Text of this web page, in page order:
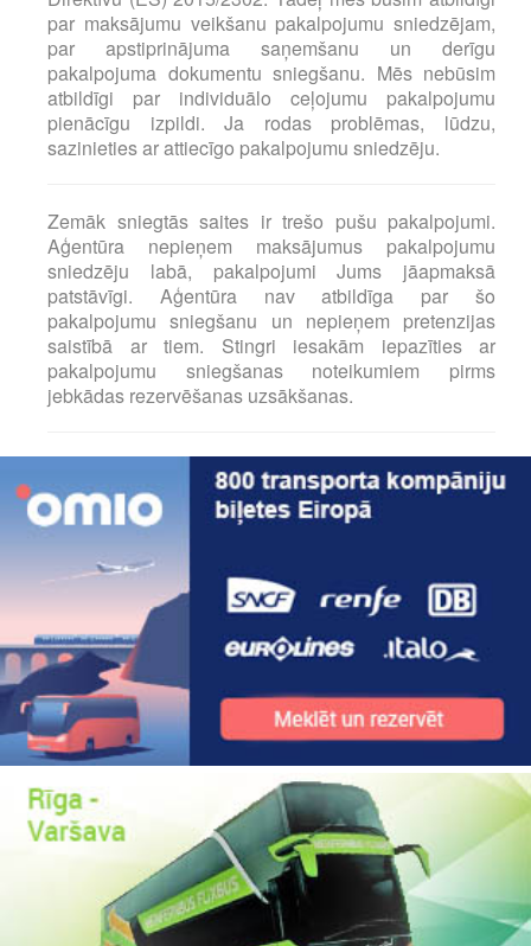
par maksājumu veikšanu pakalpojumu sniedzējam,
par apstiprinājuma saņemšanu un derīgu
pakalpojuma dokumentu sniegšanu. Mēs nebūsim
atbildīgi par individuālo ceļojumu pakalpojumu
pienācīgu izpildi. Ja rodas problēmas, lūdzu,
sazinieties ar attiecīgo pakalpojumu sniedzēju.
Zemāk sniegtās saites ir trešo pušu pakalpojumi.
Aģentūra nepieņem maksājumus pakalpojumu
sniedzēju labā, pakalpojumi Jums jāapmaksā
patstāvīgi. Aģentūra nav atbildīga par šo
pakalpojumu sniegšanu un nepieņem pretenzijas
saistībā ar tiem. Stingri iesakām iepazīties ar
pakalpojumu sniegšanas noteikumiem pirms
jebkādas rezervēšanas uzsākšanas.